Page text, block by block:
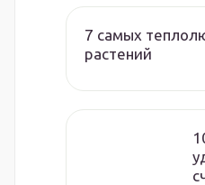
7 самых
растений